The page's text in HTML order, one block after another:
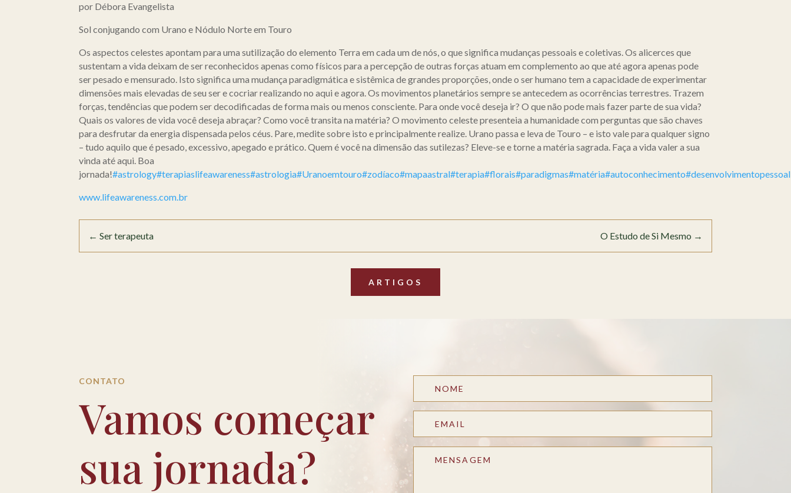
por Débora Evangelista
Sol conjugando com Urano e Nódulo Norte em Touro
Os aspectos celestes apontam para uma sutilização do elemento Terra em cada um de nós, o que significa mudanças pessoais e coletivas. Os alicerces que
sustentam a vida deixam de ser reconhecidos apenas como físicos para a percepção de outras forças atuam em complemento ao que até agora apenas pode
ser pesado e mensurado. Isto significa uma mudança paradigmática e sistêmica de grandes proporções, onde o ser humano tem a capacidade de experimentar
dimensões mais elevadas de seu ser e cocriar realizando no aqui e agora. Os movimentos planetários sempre se antecedem as ocorrências terrestres. Trazem
forças, tendências que podem ser decodificadas de forma mais ou menos consciente. Para onde você deseja ir? O que não pode mais fazer parte de sua vida?
Quais os valores de vida você deseja abraçar? Como você transita na matéria? O movimento celeste presenteia a humanidade com perguntas que são chaves
para desfrutar da energia dispensada pelos céus. Pare, medite sobre isto e principalmente realize. Urano passa e leva de Touro – e isto vale para qualquer signo
– tudo aquilo que é pesado, excessivo, apegado e prático. Quem é você na dimensão das sutilezas? Eleve-se e torne a matéria sagrada. Faça a vida valer a sua
vinda até aqui. Boa
jornada!#astrology#terapiaslifeawareness#astrologia#Uranoemtouro#zodíaco#mapaastral#terapia#florais#paradigmas#matéria#autoconhecimento#desenvolvimentopessoal
www.lifeawareness.com.br
←Ser terapeuta O Estudo de Si Mesmo →
ARTIGOS
CONTATO
Vamos começar
sua jornada?